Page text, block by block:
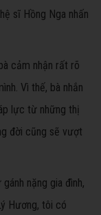
sĩ Hồng Nga nhấn
cảm nhận rất rõ
Vì thế, bà nhắn
lực từ những thị
đời cũng sẽ vượt
nặng gia đình,
Hương, tôi có